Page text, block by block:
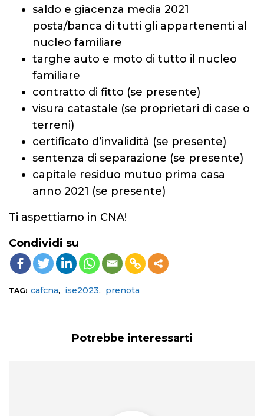
saldo e giacenza media 2021
posta/banca di tutti gli appartenenti al
nucleo familiare
targhe auto e moto di tutto il nucleo
familiare
contratto di fitto (se presente)
visura catastale (se proprietari di case o
terreni)
certificato d’invalidità (se presente)
sentenza di separazione (se presente)
capitale residuo mutuo prima casa
anno 2021 (se presente)
Ti aspettiamo in CNA!
Condividi su
TAG: cafcna, ise2023, prenota
Potrebbe interessarti